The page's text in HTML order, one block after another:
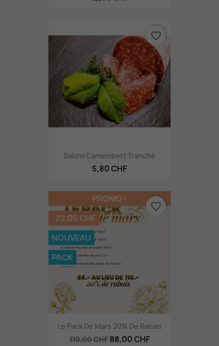
Salami Camembert Tranché
5,80 CHF
favorite_border
Le Pack De Mars 20% De Rabais
110,00 CHF 88,00 CHF
PROMO !
-22,00 CHF
NOUVEAU
PACK
favorite_border